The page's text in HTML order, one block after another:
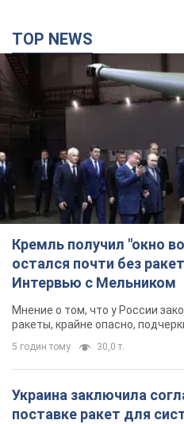
TOP NEWS
Кремль получил "окно
остался почти без
Интервью с Мельником
Мнение о том, что у России
ракеты, крайне опасно,
5 годин тому 30,0 т.
Украина заключила
поставке ракет для